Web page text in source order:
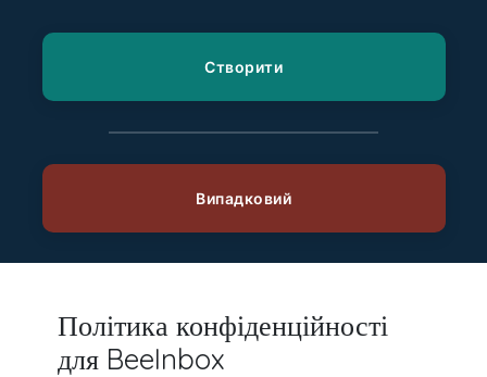
Політика конфіденційності
для BeeInbox